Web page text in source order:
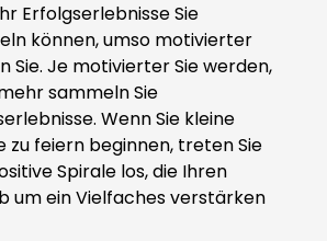
Erfolgserlebnisse Sie
können, umso motivierter
Sie. Je motivierter Sie werden,
sammeln Sie
Wenn Sie kleine
zu feiern beginnen, treten Sie
Spirale los, die Ihren
um ein Vielfaches verstärken